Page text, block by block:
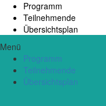
Programm
Teilnehmende
Übersichtsplan
Menü
Programm
Teilnehmende
Übersichtsplan